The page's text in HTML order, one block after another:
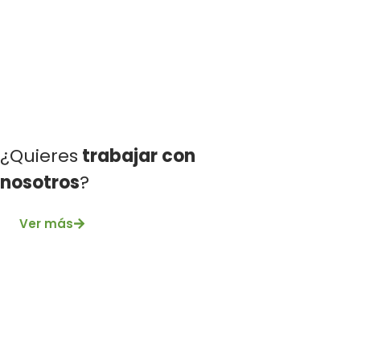
¿Quieres trabajar con
nosotros?
Ver más